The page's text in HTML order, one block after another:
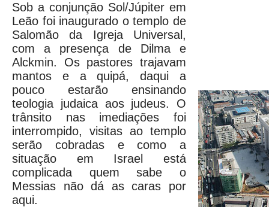
Sob a conjunção Sol/Júpiter em
Leão foi inaugurado o templo de
Salomão da Igreja Universal,
com a presença de Dilma e
Alckmin. Os pastores trajavam
mantos e a quipá, daqui a
pouco estarão ensinando
teologia judaica aos judeus. O
trânsito nas imediações foi
interrompido, visitas ao templo
serão cobradas e como a
situação em Israel está
complicada quem sabe o
Messias não dá as caras por
aqui.